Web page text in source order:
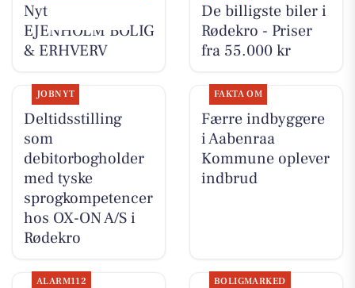
Nyt fra
EJENHOLM BOLIG
& ERHVERV
De billigste biler i
Rødekro - Priser
fra 55.000 kr
JOBNYT
Deltidsstilling
som
debitorbogholder
med tyske
sprogkompetencer
hos OX-ON A/S i
Rødekro
FAKTA OM
Færre indbyggere
i Aabenraa
Kommune oplever
indbrud
ALARM112 BOLIGMARKED